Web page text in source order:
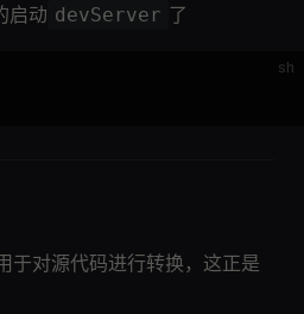
启动 devServer 了
sh
于对源代码进行转换，这正是